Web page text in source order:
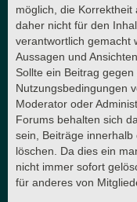
möglich, die
daher nicht für den
verantwortlich gemacht
Aussagen und
Sollte ein Beitrag
Nutzungsbedingungen
Moderator oder
Forums behalten sich
sein, Beiträge
löschen. Da dies ein
nicht immer sofort
für anderes von